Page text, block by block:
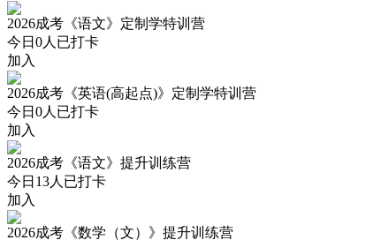
2026成考《语文》定制学特训营
今日 0人已打卡
加入
2026成考《英语(高起点)》定制学特训营
今日 0人已打卡
加入
2026成考《语文》提升训练营
今日 13人已打卡
加入
2026成考《数学（文）》提升训练营